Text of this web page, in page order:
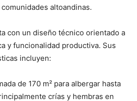
altoandinas.
con un diseño técnico orientado a
y funcionalidad productiva. Sus
incluyen:
de 170 m² para albergar hasta
crías y hembras en